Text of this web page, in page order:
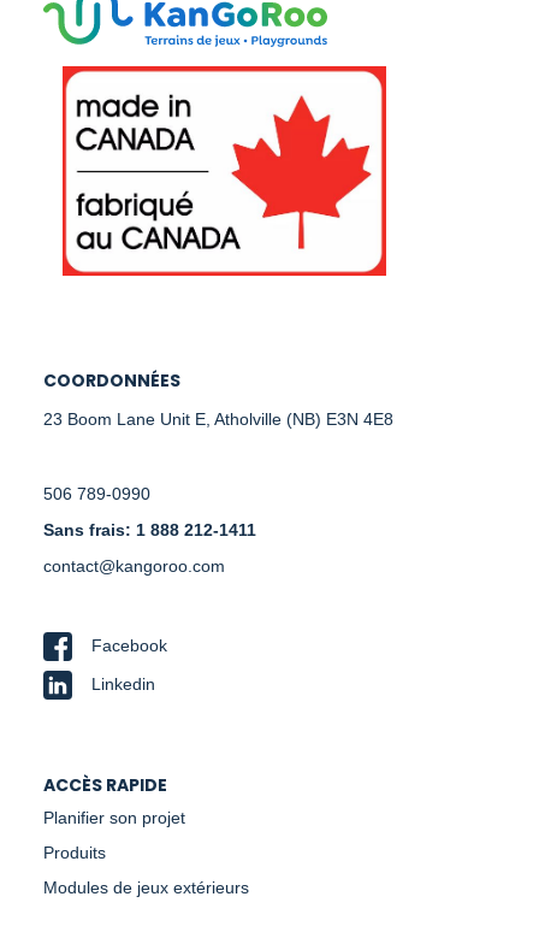
COORDONNÉES
23 Boom Lane Unit E, Atholville (NB) E3N 4E8
506 789-0990
Sans frais: 1 888 212-1411
contact@kangoroo.com
Facebook
Linkedin
ACCÈS RAPIDE
Planifier son projet
Produits
Modules de jeux extérieurs